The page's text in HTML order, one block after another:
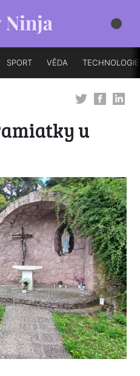
SPORT VĚDA TECHNOLOGIE
u